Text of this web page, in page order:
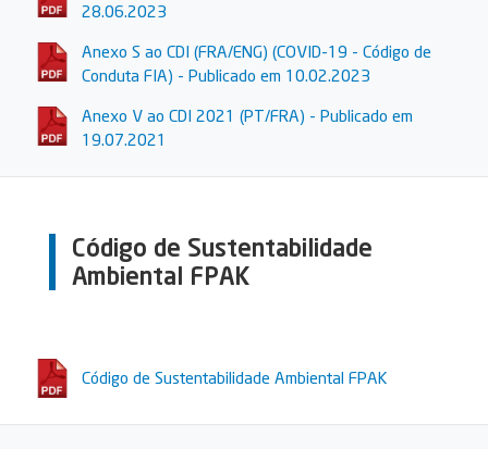
28.06.2023
Anexo S ao CDI (FRA/ENG) (COVID-19 - Código de
Conduta FIA) - Publicado em 10.02.2023
Anexo V ao CDI 2021 (PT/FRA) - Publicado em
19.07.2021
Código de Sustentabilidade
Ambiental FPAK
Código de Sustentabilidade Ambiental FPAK